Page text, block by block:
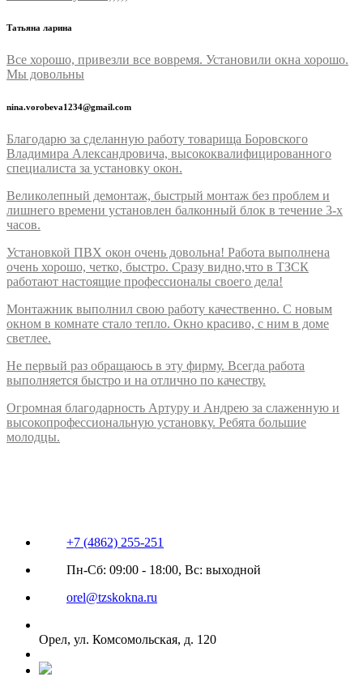
Татьяна ларина
Все хорошо, привезли все вовремя. Установили окна хорошо.
Мы довольны
nina.vorobeva1234@gmail.com
Благодарю за сделанную работу товарища Боровского
Владимира Александровича, высококвалифицированного
специалиста за установку окон.
Великолепный демонтаж, быстрый монтаж без проблем и
лишнего времени установлен балконный блок в течение 3-х
часов.
Установкой ПВХ окон очень довольна! Работа выполнена
очень хорошо, четко, быстро. Сразу видно,что в ТЗСК
работают настоящие профессионалы своего дела!
Монтажник выполнил свою работу качественно. С новым
окном в комнате стало тепло. Окно красиво, с ним в доме
светлее.
Не первый раз обращаюсь в эту фирму. Всегда работа
выполняется быстро и на отлично по качеству.
Огромная благодарность Артуру и Андрею за слаженную и
высокопрофессиональную установку. Ребята большие
молодцы.
+7 (4862) 255-251
Пн-Сб: 09:00 - 18:00, Вс: выходной
orel@tzskokna.ru
Орел, ул. Комсомольская, д. 120